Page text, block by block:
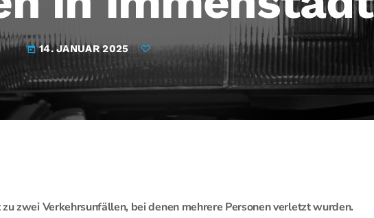
today 14. JANUAR 2025
zwei Verkehrsunfällen, bei denen mehrere Personen verletzt wurden.